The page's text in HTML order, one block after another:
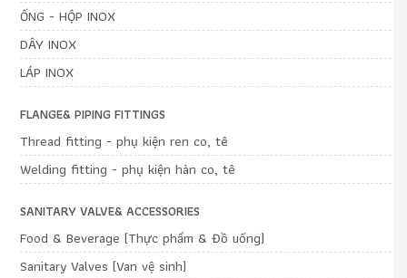
ỐNG - HỘP INOX
DÂY INOX
LÁP INOX
FLANGE& PIPING FITTINGS
Thread fitting - phụ kiện ren co, tê
Welding fitting - phụ kiện hàn co, tê
SANITARY VALVE& ACCESSORIES
Food & Beverage (Thực phẩm & Đồ uống)
Sanitary Valves (Van vệ sinh)